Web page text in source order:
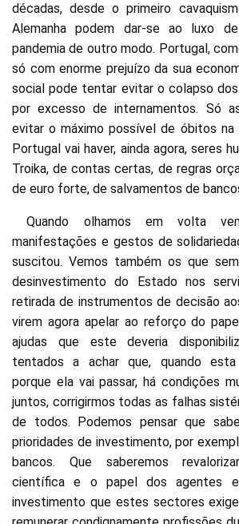
décadas, desde o primeiro
Alemanha podem dar-se ao luxo
pandemia de outro modo. Portugal,
só com enorme prejuízo da sua
social pode tentar evitar o colapso
por excesso de internamentos. Só
evitar o máximo possível de óbitos na
Portugal vai haver, ainda agora, seres
Troika, de contas certas, de regras
de euro forte, de salvamentos de
Quando olhamos em volta
manifestações e gestos de
suscitou. Vemos também os que
desinvestimento do Estado nos
retirada de instrumentos de decisão
virem agora apelar ao reforço do
ajudas que este deveria
tentados a achar que, quando esta
porque ela vai passar, há condições
juntos, corrigirmos todas as falhas
de todos. Podemos pensar que
prioridades de investimento, por
bancos. Que saberemos
científica e o papel dos agentes
investimento que estes sectores